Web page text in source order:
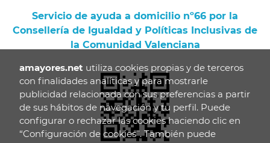
Servicio de ayuda a domicilio nº66 por la
Consellería de Igualdad y Políticas Inclusivas de
la Comunidad Valenciana
amayores.net utiliza cookies propias y de terceros
con finalidades analíticas y para mostrarle
publicidad relacionada con sus preferencias a partir
de sus hábitos de navegación y tu perfil. Puede
configurar o rechazar las cookies haciendo clic en
“Configuración de cookies”. También puede